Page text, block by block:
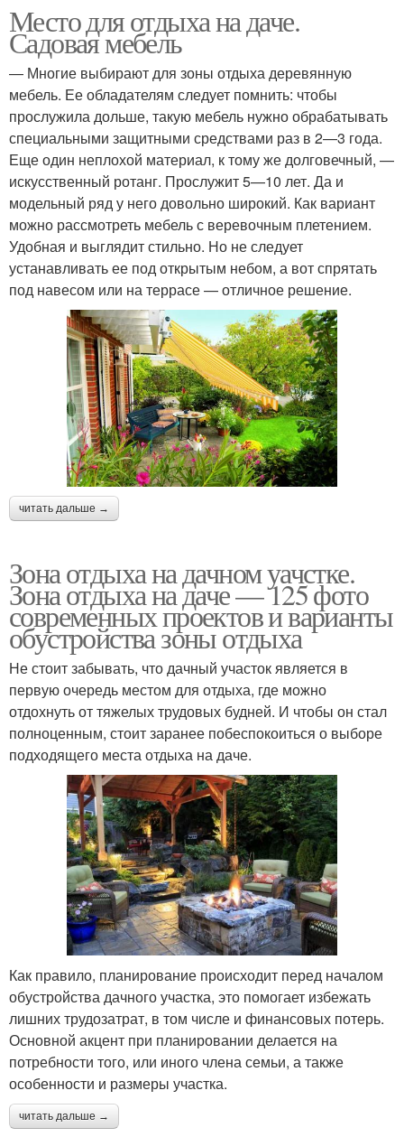
Место для отдыха на даче.
Садовая мебель
— Многие выбирают для зоны отдыха деревянную
мебель. Ее обладателям следует помнить: чтобы
прослужила дольше, такую мебель нужно обрабатывать
специальными защитными средствами раз в 2—3 года.
Еще один неплохой материал, к тому же долговечный, —
искусственный ротанг. Прослужит 5—10 лет. Да и
модельный ряд у него довольно широкий. Как вариант
можно рассмотреть мебель с веревочным плетением.
Удобная и выглядит стильно. Но не следует
устанавливать ее под открытым небом, а вот спрятать
под навесом или на террасе — отличное решение.
читать дальше →
Зона отдыха на дачном уачстке.
Зона отдыха на даче — 125 фото
современных проектов и варианты
обустройства зоны отдыха
Не стоит забывать, что дачный участок является в
первую очередь местом для отдыха, где можно
отдохнуть от тяжелых трудовых будней. И чтобы он стал
полноценным, стоит заранее побеспокоиться о выборе
подходящего места отдыха на даче.
Как правило, планирование происходит перед началом
обустройства дачного участка, это помогает избежать
лишних трудозатрат, в том числе и финансовых потерь.
Основной акцент при планировании делается на
потребности того, или иного члена семьи, а также
особенности и размеры участка.
читать дальше →